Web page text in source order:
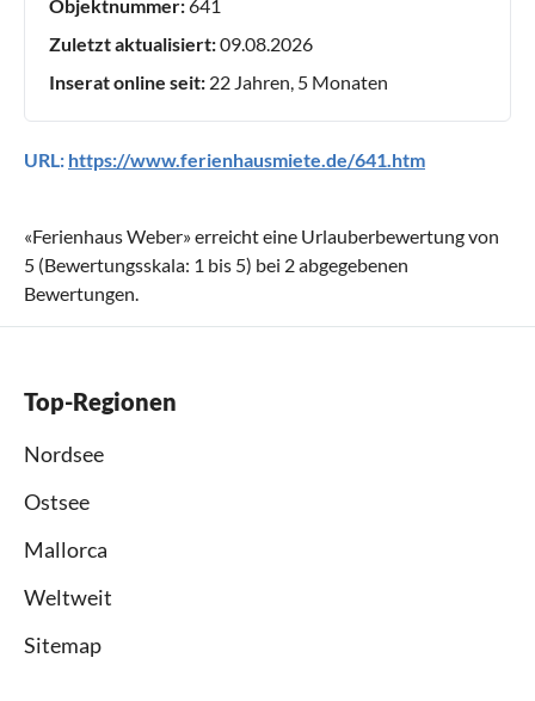
Objektnummer:641
Zuletzt aktualisiert:09.08.2026
Inserat online seit: 22 Jahren, 5 Monaten
URL: https://www.ferienhausmiete.de/641.htm
«Ferienhaus Weber» erreicht eine Urlauberbewertung von
5 (Bewertungsskala: 1 bis 5) bei 2abgegebenen
Bewertungen.
Top-Regionen
Nordsee
Ostsee
Mallorca
Weltweit
Sitemap